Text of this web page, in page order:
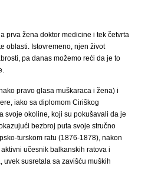
prva žena doktor medicine i tek četvrta
oblasti. Istovremeno, njen život
pa danas možemo reći da je to
pravo glasa muškaraca i žena) i
iako sa diplomom Ciriškog
svoje okoline, koji su pokušavali da je
bezbroj puta svoje stručno
turskom ratu (1876-1878), nakon
učesnik balkanskih ratova i
uvek susretala sa zavišću muških